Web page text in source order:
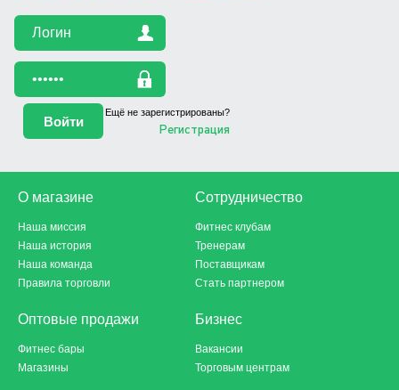
Ещё не зарегистрированы?
Регистрация
О магазине
Наша миссия
Наша история
Наша команда
Правила торговли
Сотрудничество
Фитнес клубам
Тренерам
Поставщикам
Стать партнером
Оптовые продажи
Фитнес бары
Магазины
Бизнес
Вакансии
Торговым центрам